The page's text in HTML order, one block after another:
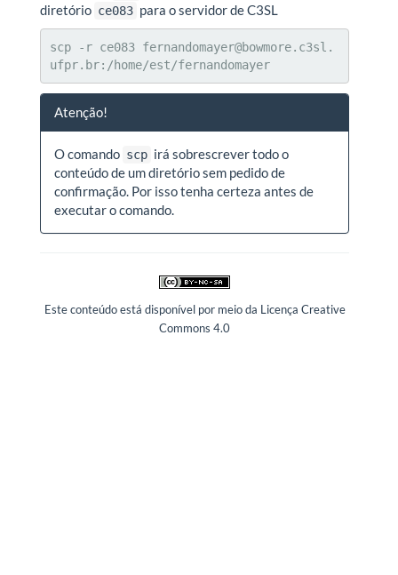
diretório ce083 para o servidor de C3SL
scp -r ce083 fernandomayer@bowmore.c3sl.
ufpr.br:/home/est/fernandomayer
Atenção!
O comando scp irá sobrescrever todo o
conteúdo de um diretório sem pedido de
confirmação. Por isso tenha certeza antes de
executar o comando.
Este conteúdo está disponível por meio da Licença Creative
Commons 4.0